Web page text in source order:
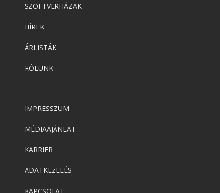
SZOFTVERHÁZAK
HÍREK
ÁRLISTÁK
RÓLUNK
IMPRESSZUM
MÉDIAAJÁNLAT
KARRIER
ADATKEZELÉS
KAPCSOLAT